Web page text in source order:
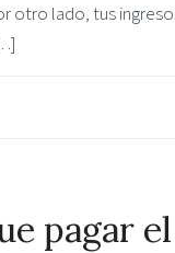
otro lado, tus
pagar